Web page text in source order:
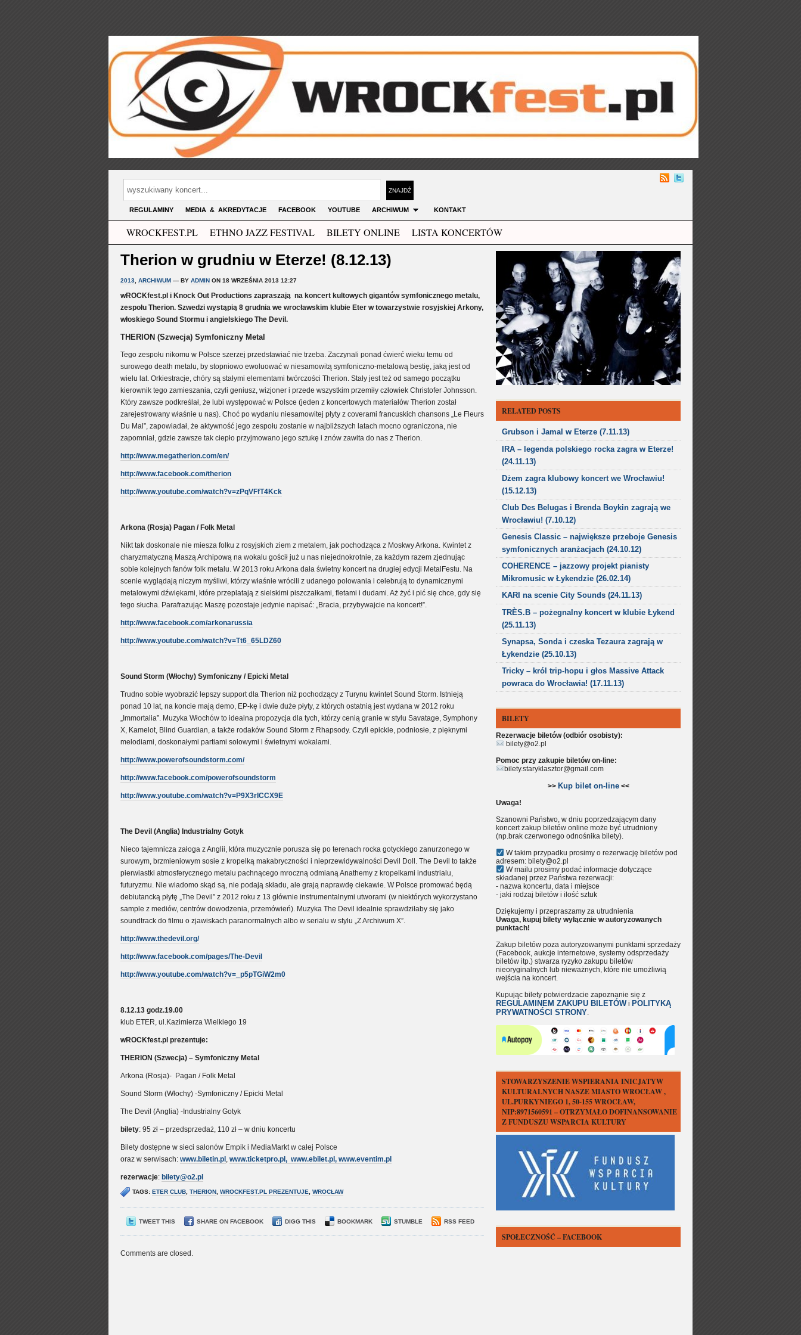
REGULAMINY MEDIA & AKREDYTACJE FACEBOOK YOUTUBE ARCHIWUM KONTAKT
WROCKFEST.PL ETHNO JAZZ FESTIVAL BILETY ONLINE LISTA KONCERTÓW
RELATED POSTS
Grubson i Jamal w Eterze (7.11.13)
IRA – legenda polskiego rocka zagra w Eterze!
(24.11.13)
Dżem zagra klubowy koncert we Wrocławiu!
(15.12.13)
Club Des Belugas i Brenda Boykin zagrają we
Wrocławiu! (7.10.12)
Genesis Classic – największe przeboje Genesis
symfonicznych aranżacjach (24.10.12)
COHERENCE – jazzowy projekt pianisty
Mikromusic w Łykendzie (26.02.14)
KARI na scenie City Sounds (24.11.13)
TRÈS.B – pożegnalny koncert w klubie Łykend
(25.11.13)
Synapsa, Sonda i czeska Tezaura zagrają w
Łykendzie (25.10.13)
Tricky – król trip-hopu i głos Massive Attack
powraca do Wrocławia! (17.11.13)
BILETY
Rezerwacje biletów (odbiór osobisty):
bilety@o2.pl
Pomoc przy zakupie biletów on-line:
bilety.staryklasztor@gmail.com
>> Kup bilet on-line<<
Uwaga!
Szanowni Państwo, w dniu poprzedzającym dany
koncert zakup biletów online może być utrudniony
(np.brak czerwonego odnośnika bilety).
W takim przypadku prosimy o rezerwację biletów pod
adresem: bilety@o2.pl
W mailu prosimy podać informacje dotyczące
składanej przez Państwa rezerwacji:
- nazwa koncertu, data i miejsce
- jaki rodzaj biletów i ilość sztuk
Dziękujemy i przepraszamy za utrudnienia
Uwaga, kupuj bilety wyłącznie w autoryzowanych
punktach!
Zakup biletów poza autoryzowanymi punktami sprzedaży
(Facebook, aukcje internetowe, systemy odsprzedaży
biletów itp.) stwarza ryzyko zakupu biletów
nieoryginalnych lub nieważnych, które nie umożliwią
wejścia na koncert.
Kupując bilety potwierdzacie zapoznanie się z
REGULAMINEM ZAKUPU BILETÓW i POLITYKĄ
PRYWATNOŚCI STRONY.
STOWARZYSZENIE WSPIERANIA INICJATYW
KULTURALNYCH NASZE MIASTO WROCŁAW ,
UL.PURKYNIEGO 1, 50-155 WROCŁAW,
NIP:8971560591 – OTRZYMAŁO DOFINANSOWANIE
Z FUNDUSZU WSPARCIA KULTURY
SPOŁECZNOŚĆ – FACEBOOK
Therion w grudniu w Eterze! (8.12.13)
2013 ARCHIWUM — BY ADMIN ON 18 WRZEŚNIA 2013 12:27
wROCKfest.pl i Knock Out Productions zapraszają na koncert kultowych gigantów symfonicznego metalu,
zespołu Therion. Szwedzi wystąpią 8 grudnia we wrocławskim klubie Eter w towarzystwie rosyjskiej Arkony,
włoskiego Sound Stormu i angielskiego The Devil.
THERION (Szwecja) Symfoniczny Metal
Tego zespołu nikomu w Polsce szerzej przedstawiać nie trzeba. Zaczynali ponad ćwierć wieku temu od
surowego death metalu, by stopniowo ewoluować w niesamowitą symfoniczno-metalową bestię, jaką jest od
wielu lat. Orkiestracje, chóry są stałymi elementami twórczości Therion. Stały jest też od samego początku
kierownik tego zamieszania, czyli geniusz, wizjoner i przede wszystkim przemiły człowiek Christofer Johnsson.
Który zawsze podkreślał, że lubi występować w Polsce (jeden z koncertowych materiałów Therion został
zarejestrowany właśnie u nas). Choć po wydaniu niesamowitej płyty z coverami francuskich chansons „Le Fleurs
Du Mal”, zapowiadał, że aktywność jego zespołu zostanie w najbliższych latach mocno ograniczona, nie
zapomniał, gdzie zawsze tak ciepło przyjmowano jego sztukę i znów zawita do nas z Therion.
http://www.megatherion.com/en/
http://www.facebook.com/therion
http://www.youtube.com/watch?v=zPqVFfT4Kck
Arkona (Rosja) Pagan / Folk Metal
Nikt tak doskonale nie miesza folku z rosyjskich ziem z metalem, jak pochodząca z Moskwy Arkona. Kwintet z
charyzmatyczną Maszą Archipową na wokalu gościł już u nas niejednokrotnie, za każdym razem zjednując
sobie kolejnych fanów folk metalu. W 2013 roku Arkona dała świetny koncert na drugiej edycji MetalFestu. Na
scenie wyglądają niczym myśliwi, którzy właśnie wrócili z udanego polowania i celebrują to dynamicznymi
metalowymi dźwiękami, które przeplatają z sielskimi piszczałkami, fletami i dudami. Aż żyć i pić się chce, gdy się
tego słucha. Parafrazując Maszę pozostaje jedynie napisać: „Bracia, przybywajcie na koncert!”.
http://www.facebook.com/arkonarussia
http://www.youtube.com/watch?v=Tt6_65LDZ60
Sound Storm (Włochy) Symfoniczny / Epicki Metal
Trudno sobie wyobrazić lepszy support dla Therion niż pochodzący z Turynu kwintet Sound Storm. Istnieją
ponad 10 lat, na koncie mają demo, EP-kę i dwie duże płyty, z których ostatnią jest wydana w 2012 roku
„Immortalia”. Muzyka Włochów to idealna propozycja dla tych, którzy cenią granie w stylu Savatage, Symphony
X, Kamelot, Blind Guardian, a także rodaków Sound Storm z Rhapsody. Czyli epickie, podniosłe, z pięknymi
melodiami, doskonałymi partiami solowymi i świetnymi wokalami.
http://www.powerofsoundstorm.com/
http://www.facebook.com/powerofsoundstorm
http://www.youtube.com/watch?v=P9X3rICCX9E
The Devil (Anglia) Industrialny Gotyk
Nieco tajemnicza załoga z Anglii, która muzycznie porusza się po terenach rocka gotyckiego zanurzonego w
surowym, brzmieniowym sosie z kropelką makabryczności i nieprzewidywalności Devil Doll. The Devil to także
pierwiastki atmosferycznego metalu pachnącego mroczną odmianą Anathemy z kropelkami industrialu,
futuryzmu. Nie wiadomo skąd są, nie podają składu, ale grają naprawdę ciekawie. W Polsce promować będą
debiutancką płytę „The Devil” z 2012 roku z 13 głównie instrumentalnymi utworami (w niektórych wykorzystano
sample z mediów, centrów dowodzenia, przemówień). Muzyka The Devil idealnie sprawdziłaby się jako
soundtrack do filmu o zjawiskach paranormalnych albo w serialu w stylu „Z Archiwum X”.
http://www.thedevil.org/
http://www.facebook.com/pages/The-Devil
http://www.youtube.com/watch?v=_p5pTGiW2m0
8.12.13 godz.19.00
klub ETER, ul.Kazimierza Wielkiego 19
wROCKfest.pl prezentuje:
THERION (Szwecja) – Symfoniczny Metal
Arkona (Rosja)- Pagan / Folk Metal
Sound Storm (Włochy) -Symfoniczny / Epicki Metal
The Devil (Anglia) -Industrialny Gotyk
bilety: 95 zł – przedsprzedaż, 110 zł – w dniu koncertu
Bilety dostępne w sieci salonów Empik i MediaMarkt w całej Polsce
oraz w serwisach: www.biletin.pl , www.ticketpro.pl , www.ebilet.pl , www.eventim.pl
rezerwacje: bilety@o2.pl
TAGS: ETER CLUB THERION WROCKFEST.PL PREZENTUJE WROCŁAW
TWEET THIS SHARE ON FACEBOOK DIGG THIS BOOKMARK STUMBLE RSS FEED
Comments are closed.